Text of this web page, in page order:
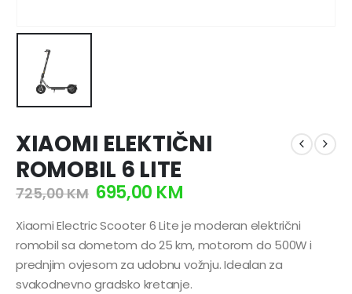
XIAOMI ELEKTIČNI
ROMOBIL 6 LITE
725,00KM 695,00 KM
Xiaomi Electric Scooter 6 Lite je moderan električni
romobil sa dometom do 25 km, motorom do 500W i
prednjim ovjesom za udobnu vožnju. Idealan za
svakodnevno gradsko kretanje.